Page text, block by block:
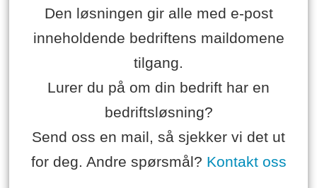
Den løsningen gir alle med e-post
inneholdende bedriftens maildomene
tilgang.
Lurer du på om din bedrift har en
bedriftsløsning?
Send oss en mail, så sjekker vi det ut
for deg. Andre spørsmål? Kontakt oss